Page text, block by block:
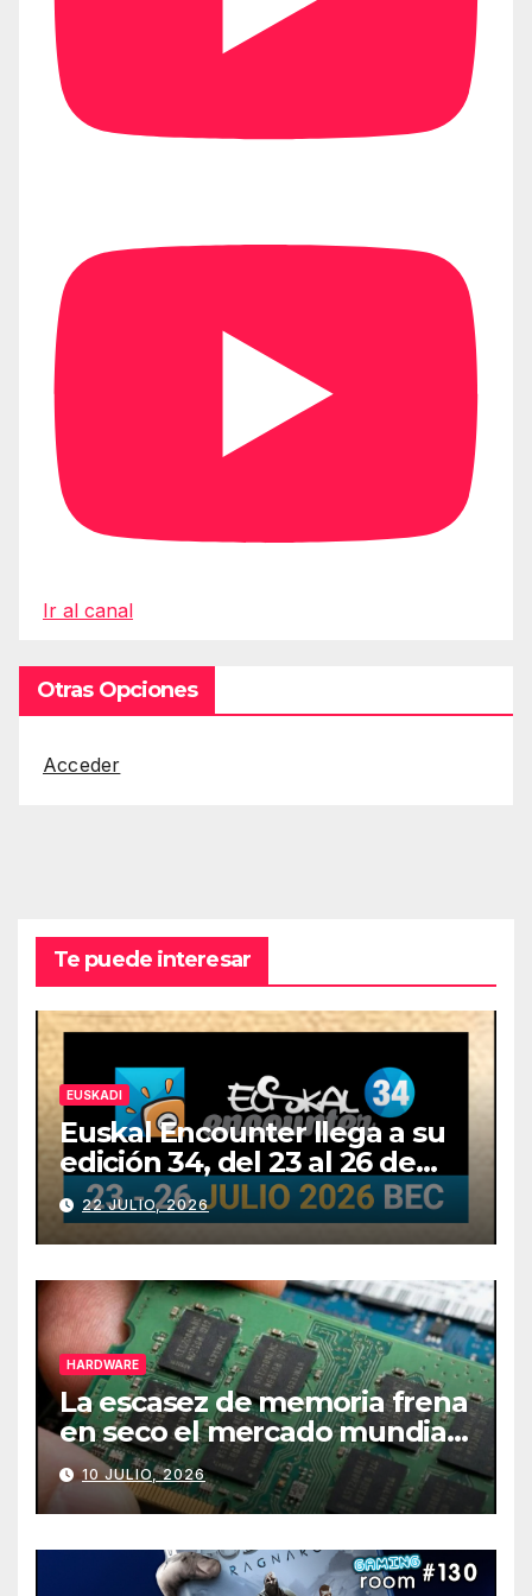
Ir al canal
Otras Opciones
Acceder
Te puede interesar
EUSKADI
Euskal Encounter llega a su
edición 34, del 23 al 26 de
julio
22 JULIO, 2026
HARDWARE
La escasez de memoria frena
en seco el mercado mundial
de PCs
10 JULIO, 2026